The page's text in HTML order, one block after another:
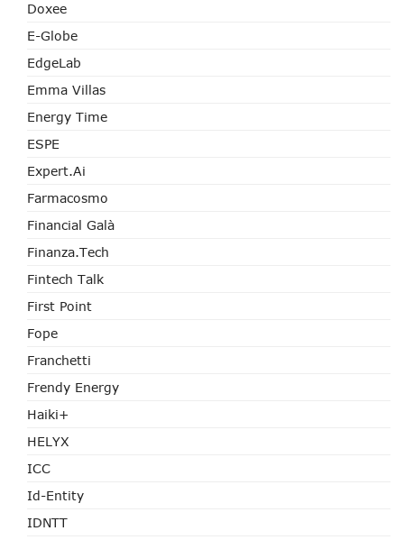
Doxee
E-Globe
EdgeLab
Emma Villas
Energy Time
ESPE
Expert.ai
Farmacosmo
Financial Galà
Finanza.tech
Fintech Talk
First Point
Fope
Franchetti
Frendy Energy
Haiki+
HELYX
ICC
Id-Entity
IDNTT